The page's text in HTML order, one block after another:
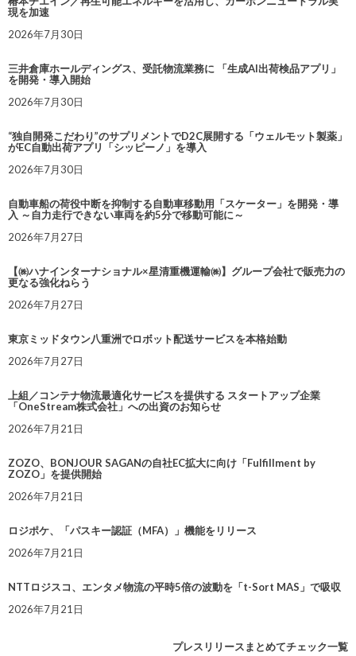
現を加速
2026年7月30日
三井倉庫ホールディングス、受託物流業務に 「生成AI出荷検品アプリ」
を開発・導入開始
2026年7月30日
“独自開発こだわり”のサプリメントでD2C展開する「ウェルモット製薬」
がEC自動出荷アプリ「シッピーノ」を導入
2026年7月30日
自動車船の荷役中断を抑制する自動車移動用「スケーター」を開発・導
入 ～自力走行できない車両を約5分で移動可能に～
2026年7月27日
【㈱ハナインターナショナル×星清重機運輸㈱】グループ会社で販売力の
更なる強化ねらう
2026年7月27日
東京ミッドタウン八重洲でロボット配送サービスを本格始動
2026年7月27日
上組／コンテナ物流最適化サービスを提供する スタートアップ企業
「OneStream株式会社」への出資のお知らせ
2026年7月21日
ZOZO、BONJOUR SAGANの自社EC拡大に向け「Fulfillment by
ZOZO」を提供開始
2026年7月21日
ロジポケ、「パスキー認証（MFA）」機能をリリース
2026年7月21日
NTTロジスコ、エンタメ物流の平時5倍の波動を「t-Sort MAS」で吸収
2026年7月21日
プレスリリースまとめてチェック一覧